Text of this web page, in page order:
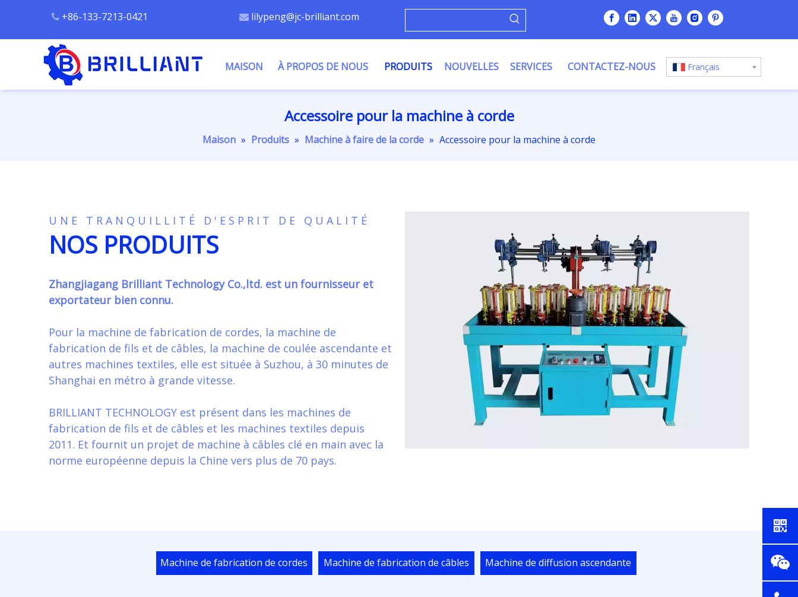
 +86-133-7213-0421  lilypeng@jc-brilliant.com
MAISON À PROPOS DE NOUS PRODUITS NOUVELLES SERVICES CONTACTEZ-NOUS Français
Accessoire pour la machine à corde
Maison » Produits » Machine à faire de la corde » Accessoire pour la machine à corde
UNE TRANQUILLITÉ D'ESPRIT DE QUALITÉ
NOS PRODUITS
Zhangjiagang Brilliant Technology Co.,ltd. est un fournisseur et
exportateur bien connu.
Pour la machine de fabrication de cordes, la machine de
fabrication de fils et de câbles, la machine de coulée ascendante et
autres machines textiles, elle est située à Suzhou, à 30 minutes de
Shanghai en métro à grande vitesse.
BRILLIANT TECHNOLOGY est présent dans les machines de
fabrication de fils et de câbles et les machines textiles depuis
2011. Et fournit un projet de machine à câbles clé en main avec la
norme européenne depuis la Chine vers plus de 70 pays.
Machine de fabrication de cordes Machine de fabrication de câbles Machine de diffusion ascendante